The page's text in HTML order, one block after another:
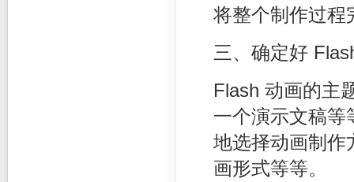
将整个制作过程
三、确定好
Flash 动画的主
一个演示文稿等
地选择动画制作
画形式等等。